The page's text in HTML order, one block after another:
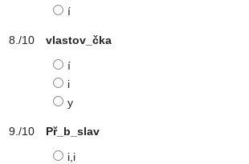
í
vlastov_čka
í
i
y
Př_b_slav
i,i